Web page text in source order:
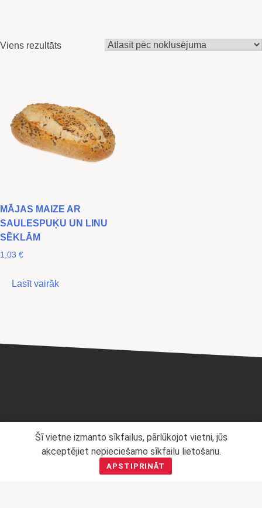
Viens rezultāts
MĀJAS MAIZE AR
SAULESPUĶU UN LINU
SĒKLĀM
1,03 €
Lasīt vairāk
Šī vietne izmanto sīkfailus, pārlūkojot vietni, jūs
akceptējiet nepieciešamo sīkfailu lietošanu.
APSTIPRINĀT
Mārketinga politika